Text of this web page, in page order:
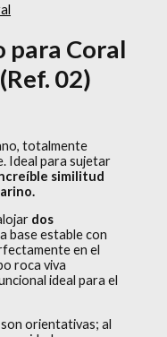
para Coral
02)
totalmente
Ideal para sujetar
similitud
dos
base estable con
en el
roca viva
ideal para el
son orientativas; al